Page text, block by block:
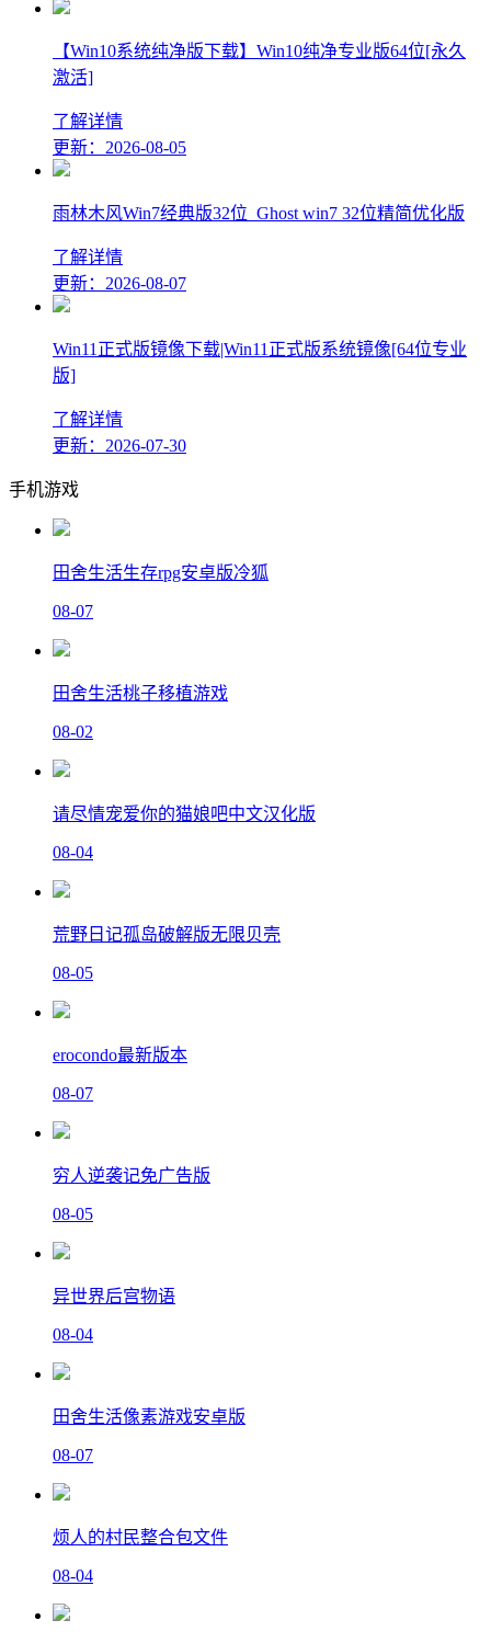
【Win10系统纯净版下载】Win10纯净专业版64位[永久
激活]
了解详情
更新：2026-08-05
雨林木风Win7经典版32位_Ghost win7 32位精简优化版
了解详情
更新：2026-08-07
Win11正式版镜像下载|Win11正式版系统镜像[64位专业
版]
了解详情
更新：2026-07-30
手机游戏
田舍生活生存rpg安卓版冷狐
08-07
田舍生活桃子移植游戏
08-02
请尽情宠爱你的猫娘吧中文汉化版
08-04
荒野日记孤岛破解版无限贝壳
08-05
erocondo最新版本
08-07
穷人逆袭记免广告版
08-05
异世界后宫物语
08-04
田舍生活像素游戏安卓版
08-07
烦人的村民整合包文件
08-04